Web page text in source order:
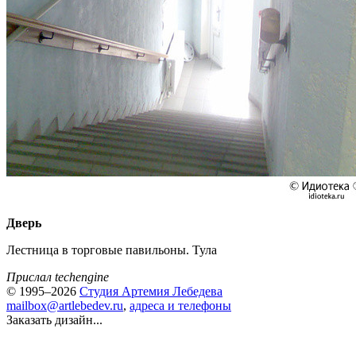
Дверь
Лестница в торговые павильоны. Тула
Прислал techengine
© 1995–2026 Студия Артемия Лебедева
mailbox@artlebedev.ru, адреса и телефоны
Заказать дизайн...